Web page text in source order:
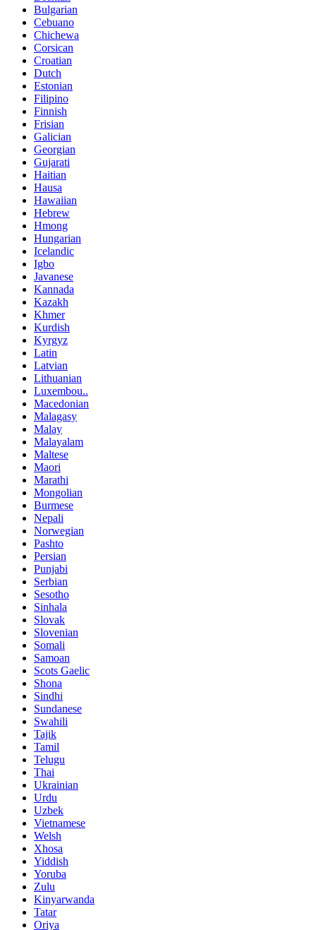
Bulgarian
Cebuano
Chichewa
Corsican
Croatian
Dutch
Estonian
Filipino
Finnish
Frisian
Galician
Georgian
Gujarati
Haitian
Hausa
Hawaiian
Hebrew
Hmong
Hungarian
Icelandic
Igbo
Javanese
Kannada
Kazakh
Khmer
Kurdish
Kyrgyz
Latin
Latvian
Lithuanian
Luxembou..
Macedonian
Malagasy
Malay
Malayalam
Maltese
Maori
Marathi
Mongolian
Burmese
Nepali
Norwegian
Pashto
Persian
Punjabi
Serbian
Sesotho
Sinhala
Slovak
Slovenian
Somali
Samoan
Scots Gaelic
Shona
Sindhi
Sundanese
Swahili
Tajik
Tamil
Telugu
Thai
Ukrainian
Urdu
Uzbek
Vietnamese
Welsh
Xhosa
Yiddish
Yoruba
Zulu
Kinyarwanda
Tatar
Oriya